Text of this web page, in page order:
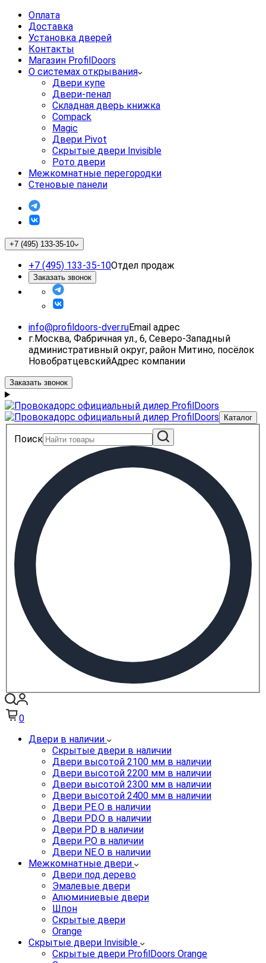
Оплата
Доставка
Установка дверей
Контакты
Магазин ProfilDoors
О системах открывания
Двери купе
Двери-пенал
Складная дверь книжка
Compack
Magic
Двери Pivot
Скрытые двери Invisible
Рото двери
Межкомнатные перегородки
Стеновые панели
+7 (495) 133-35-10
+7 (495) 133-35-10Отдел продаж
Заказать звонок
info@profildoors-dver.ruEmail адрес
г.Москва, Фабричная ул., 6, Северо-Западный
административный округ, район Митино, посёлок
НовобратцевскийАдрес компании
Заказать звонок
Каталог
Поиск
0
Двери в наличии
Скрытые двери в наличии
Двери высотой 2100 мм в наличии
Двери высотой 2200 мм в наличии
Двери высотой 2300 мм в наличии
Двери высотой 2400 мм в наличии
Двери PE.O в наличии
Двери PD.O в наличии
Двери PD в наличии
Двери P.O в наличии
Двери NE.O в наличии
Межкомнатные двери
Двери под дерево
Эмалевые двери
Алюминиевые двери
Шпон
Скрытые двери
Orange
Скрытые двери Invisible
Скрытые двери ProfilDoors Orange